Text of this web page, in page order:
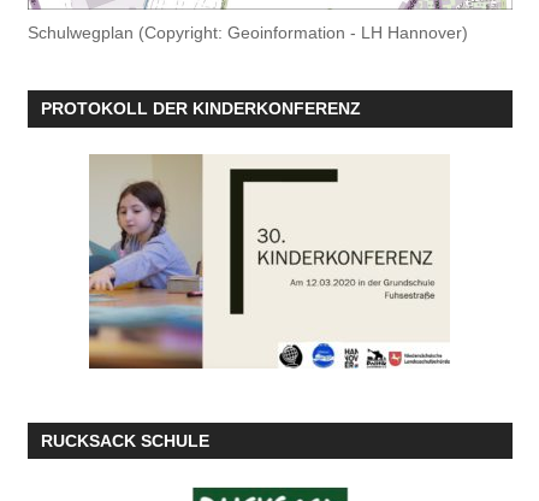
Schulwegplan (Copyright: Geoinformation - LH Hannover)
PROTOKOLL DER KINDERKONFERENZ
RUCKSACK SCHULE